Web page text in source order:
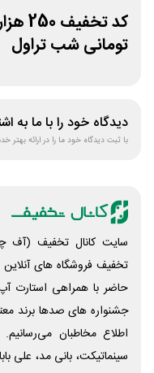
کد تخفیف 250
تومانی شب تراول
دیدگاه خود را با ما به
با ثبت دیدگاه خود ما را در ارائه بهتر
سایت کانال تخفیف (آف
تخفیف فروشگاه های
حاضر با همراهی استارت
جشنواره های صدها برند
اطلاع مخاطبان می‌رسانیم.
سینماتیکت، بانی مد، علی‌